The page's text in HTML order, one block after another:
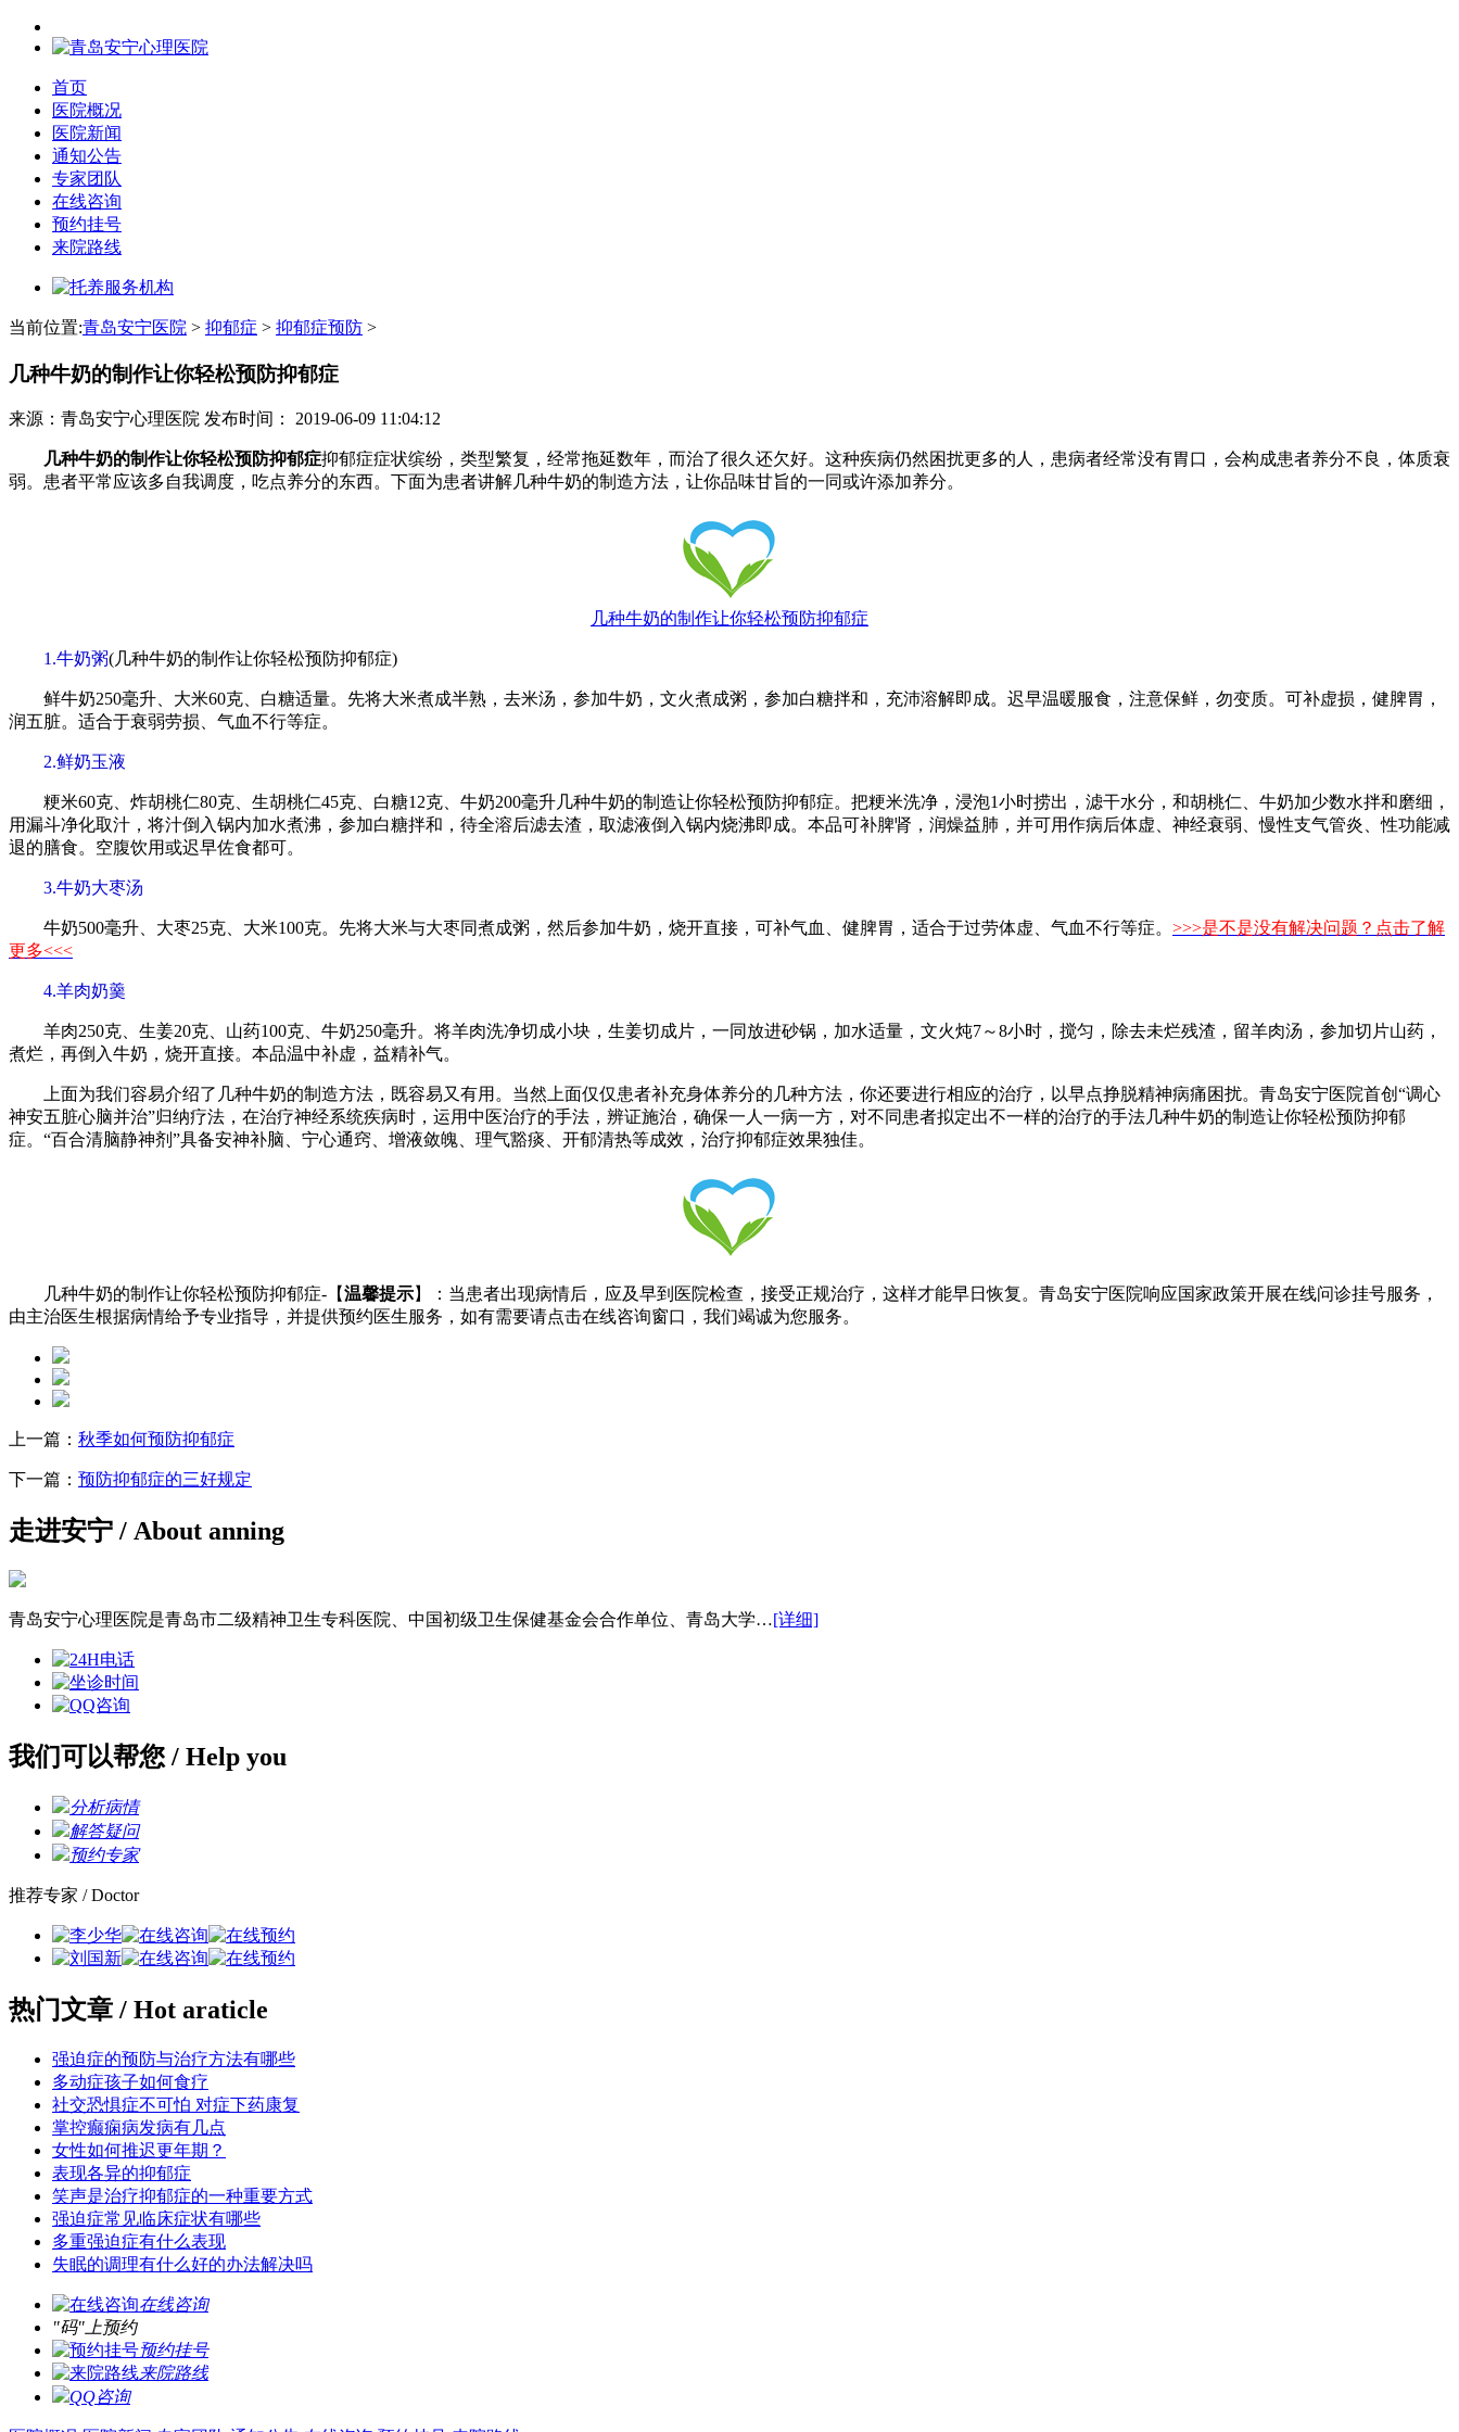
首页
医院概况
医院新闻
通知公告
专家团队
在线咨询
预约挂号
来院路线
当前位置:青岛安宁医院 > 抑郁症 > 抑郁症预防 >
几种牛奶的制作让你轻松预防抑郁症
来源：青岛安宁心理医院 发布时间： 2019-06-09 11:04:12
几种牛奶的制作让你轻松预防抑郁症抑郁症症状缤纷，类型繁复，经常拖延数年，而治了很久还欠好。这种疾病仍然困扰更多的人，患病者经常没有胃口，会构成患者养分不良，体质衰
弱。患者平常应该多自我调度，吃点养分的东西。下面为患者讲解几种牛奶的制造方法，让你品味甘旨的一同或许添加养分。
几种牛奶的制作让你轻松预防抑郁症
1.牛奶粥(几种牛奶的制作让你轻松预防抑郁症)
鲜牛奶250毫升、大米60克、白糖适量。先将大米煮成半熟，去米汤，参加牛奶，文火煮成粥，参加白糖拌和，充沛溶解即成。迟早温暖服食，注意保鲜，勿变质。可补虚损，健脾胃，
润五脏。适合于衰弱劳损、气血不行等症。
2.鲜奶玉液
粳米60克、炸胡桃仁80克、生胡桃仁45克、白糖12克、牛奶200毫升几种牛奶的制造让你轻松预防抑郁症。把粳米洗净，浸泡1小时捞出，滤干水分，和胡桃仁、牛奶加少数水拌和磨细，
用漏斗净化取汁，将汁倒入锅内加水煮沸，参加白糖拌和，待全溶后滤去渣，取滤液倒入锅内烧沸即成。本品可补脾肾，润燥益肺，并可用作病后体虚、神经衰弱、慢性支气管炎、性功能减
退的膳食。空腹饮用或迟早佐食都可。
3.牛奶大枣汤
牛奶500毫升、大枣25克、大米100克。先将大米与大枣同煮成粥，然后参加牛奶，烧开直接，可补气血、健脾胃，适合于过劳体虚、气血不行等症。 >>>是不是没有解决问题？点击了解
更多<<<
4.羊肉奶羹
羊肉250克、生姜20克、山药100克、牛奶250毫升。将羊肉洗净切成小块，生姜切成片，一同放进砂锅，加水适量，文火炖7～8小时，搅匀，除去未烂残渣，留羊肉汤，参加切片山药，
煮烂，再倒入牛奶，烧开直接。本品温中补虚，益精补气。
上面为我们容易介绍了几种牛奶的制造方法，既容易又有用。当然上面仅仅患者补充身体养分的几种方法，你还要进行相应的治疗，以早点挣脱精神病痛困扰。青岛安宁医院首创“调心
神安五脏心脑并治”归纳疗法，在治疗神经系统疾病时，运用中医治疗的手法，辨证施治，确保一人一病一方，对不同患者拟定出不一样的治疗的手法几种牛奶的制造让你轻松预防抑郁
症。“百合清脑静神剂”具备安神补脑、宁心通窍、增液敛魄、理气豁痰、开郁清热等成效，治疗抑郁症效果独佳。
几种牛奶的制作让你轻松预防抑郁症-【温馨提示】：当患者出现病情后，应及早到医院检查，接受正规治疗，这样才能早日恢复。青岛安宁医院响应国家政策开展在线问诊挂号服务，
由主治医生根据病情给予专业指导，并提供预约医生服务，如有需要请点击在线咨询窗口，我们竭诚为您服务。
上一篇： 秋季如何预防抑郁症
下一篇： 预防抑郁症的三好规定
走进安宁 / About anning
青岛安宁心理医院是青岛市二级精神卫生专科医院、中国初级卫生保健基金会合作单位、青岛大学…[详细]
我们可以帮您 / Help you
分析病情
解答疑问
预约专家
推荐专家 / Doctor
热门文章 / Hot araticle
强迫症的预防与治疗方法有哪些
多动症孩子如何食疗
社交恐惧症不可怕 对症下药康复
掌控癫痫病发病有几点
女性如何推迟更年期？
表现各异的抑郁症
笑声是治疗抑郁症的一种重要方式
强迫症常见临床症状有哪些
多重强迫症有什么表现
失眠的调理有什么好的办法解决吗
在线咨询
"码"上预约
预约挂号
来院路线
QQ咨询